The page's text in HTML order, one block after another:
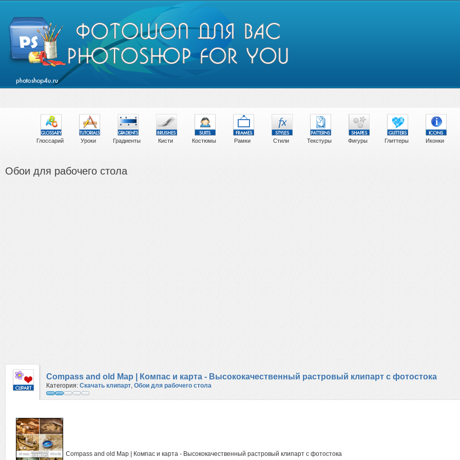
Глоссарий Уроки Градиенты Кисти Костюмы Рамки Стили Текстуры Фигуры Глиттеры Иконки
Обои для рабочего стола
Compass and old Map | Компас и карта - Высококачественный растровый клипарт с фотостока
Категория: Скачать клипарт, Обои для рабочего стола
Compass and old Map | Компас и карта - Высококачественный растровый клипарт с фотостока